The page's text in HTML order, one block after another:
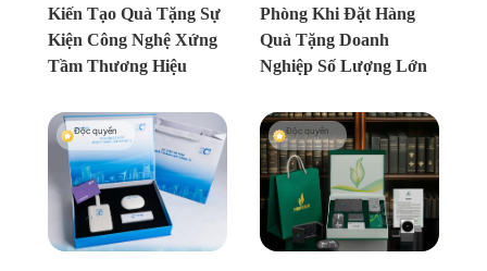
Kiến Tạo Quà Tặng Sự
Kiện Công Nghệ Xứng
Tầm Thương Hiệu
Phòng Khi Đặt Hàng
Quà Tặng Doanh
Nghiệp Số Lượng Lớn
Độc quyền Độc quyền